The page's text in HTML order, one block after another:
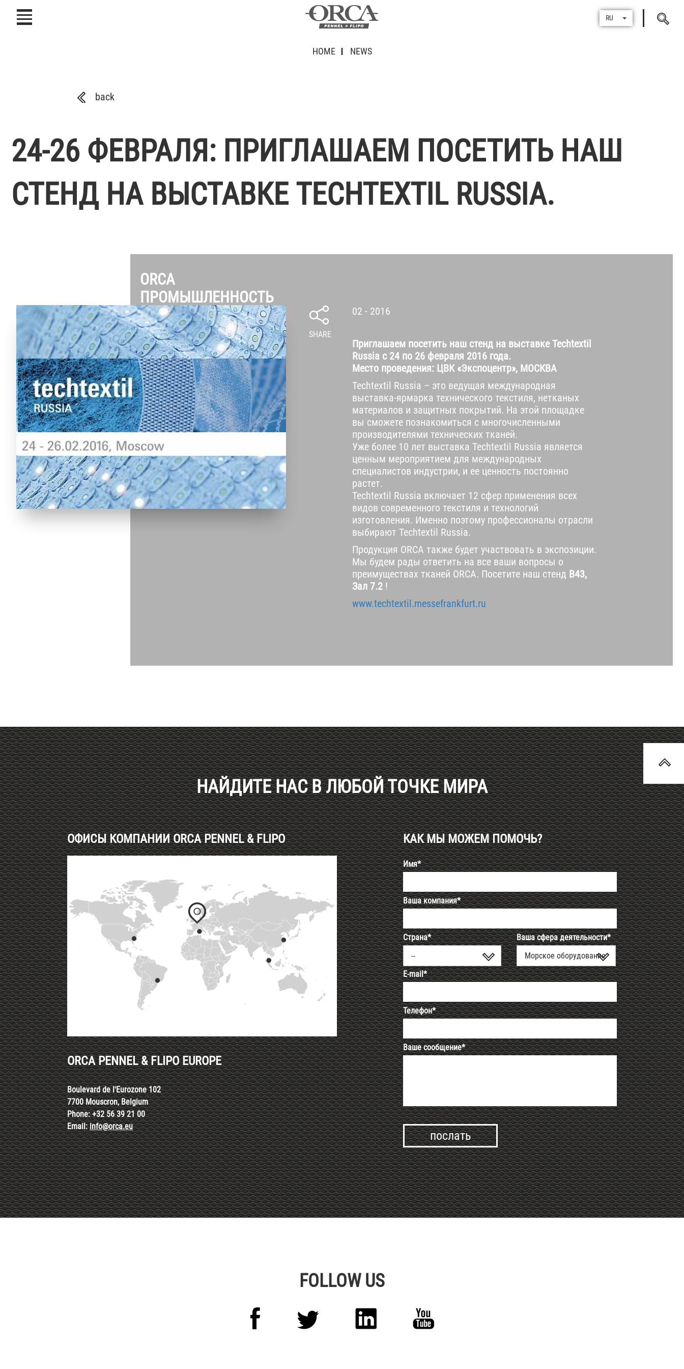
Поиск
RU
HOME NEWS
back
24-26 ФЕВРАЛЯ: ПРИГЛАШАЕМ ПОСЕТИТЬ НАШ
СТЕНД НА ВЫСТАВКЕ TECHTEXTIL RUSSIA.
ORCA
ПРОМЫШЛЕННОСТЬ
SHARE
02 - 2016
Приглашаем посетить наш стенд на выставке Techtextil
Russia с 24 по 26 февраля 2016 года.
Место проведения: ЦВК «Экспоцентр», МОСКВА
Techtextil Russia – это ведущая международная
выставка-ярмарка технического текстиля, нетканых
материалов и защитных покрытий. На этой площадке
вы сможете познакомиться с многочисленными
производителями технических тканей.
Уже более 10 лет выставка Techtextil Russia является
ценным мероприятием для международных
специалистов индустрии, и ее ценность постоянно
растет.
Techtextil Russia включает 12 сфер применения всех
видов современного текстиля и технологий
изготовления. Именно поэтому профессионалы отрасли
выбирают Techtextil Russia.
Продукция ORCA также будет участвовать в экспозиции.
Мы будем рады ответить на все ваши вопросы о
преимуществах тканей ORCA. Посетите наш стенд B43,
Зал 7.2!
www.techtextil.messefrankfurt.ru
Haut de page
НАЙДИТЕ НАС В ЛЮБОЙ ТОЧКЕ МИРА
ОФИСЫ КОМПАНИИ ORCA PENNEL & FLIPO
ORCA PENNEL & FLIPO EUROPE
Boulevard de l'Eurozone 102
7700 Mouscron, Belgium
Phone: +32 56 39 21 00
Email:info@orca.eu
КАК МЫ МОЖЕМ ПОМОЧЬ?
Имя*
Ваша компания*
Страна*
--
Ваша сфера деятельности*
Морское оборудование
E-mail*
Телефон*
Ваше сообщение*
Alternative:
FOLLOW US